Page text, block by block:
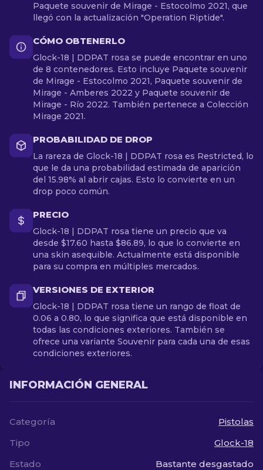
Paquete souvenir de Mirage - Estocolmo 2021, que
llegó con la actualización "Operation Riptide".
CÓMO OBTENERLO
Glock-18 | DDPAT rosa se puede encontrar en uno
de 8 contenedores. Esto incluye Paquete souvenir
de Mirage - Estocolmo 2021, Paquete souvenir de
Mirage - Amberes 2022 y Paquete souvenir de
Mirage - Río 2022. También pertenece a Colección
Mirage 2021.
PROBABILIDAD DE DROP
La rareza de Glock-18 | DDPAT rosa es Restricted, lo
que le da una probabilidad estimada de aparición
del 15.98% al abrir cajas. Esto lo convierte en un
drop poco común.
PRECIO
Glock-18 | DDPAT rosa tiene un precio que va
desde $17.60 hasta $86.89, lo que lo convierte en
una skin asequible. Actualmente está disponible
para su compra en múltiples mercados.
VERSIONES DE EXTERIOR
Glock-18 | DDPAT rosa tiene un rango de float de
0.06 a 0.80, lo que significa que está disponible en
todas las condiciones exteriores. También se
ofrece una variante Souvenir para cada una de esas
condiciones exteriores.
INFORMACIÓN GENERAL
Categoría
Pistolas
Tipo
Glock-18
Estado
Bastante desgastado